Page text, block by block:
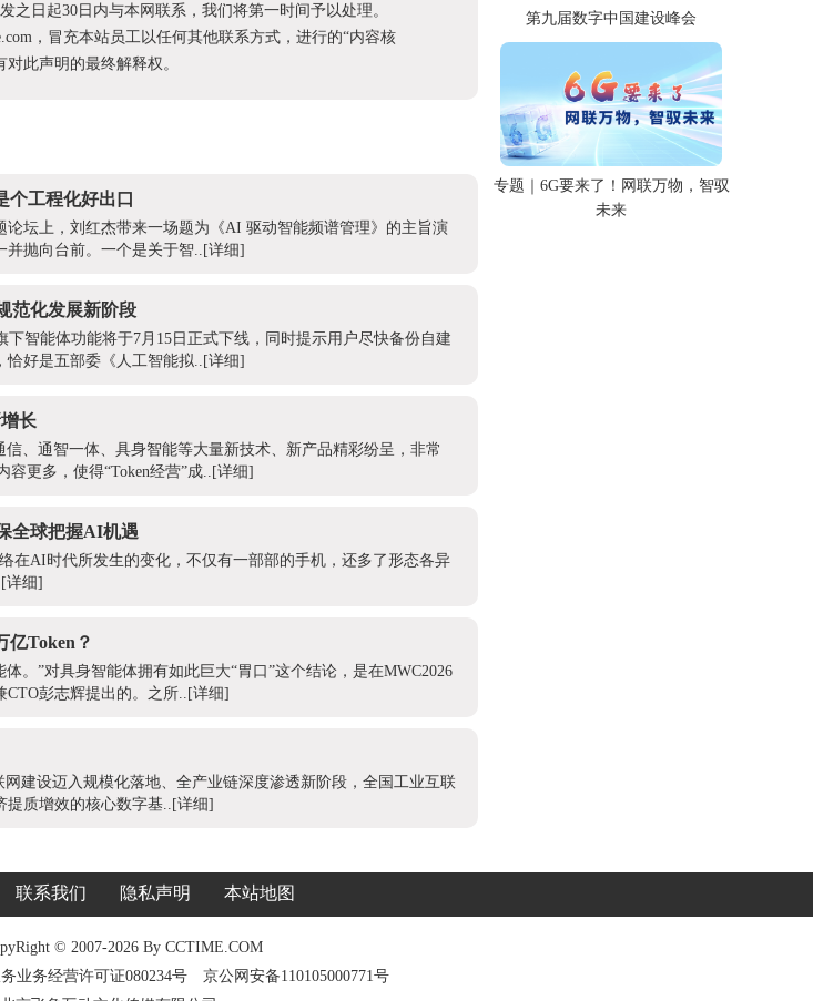
日起30日内与本网联系，我们将第一时间予以处理。
，冒充本站员工以任何其他联系方式，进行的“内容核
此声明的最终解释权。
个工程化好出口
论坛上，刘红杰带来一场题为《AI 驱动智能频谱管理》的主旨演
抛向台前。一个是关于智..
[详细]
范化发展新阶段
智能体功能将于7月15日正式下线，同时提示用户尽快备份自建
好是五部委《人工智能拟..
[详细]
长
、通智一体、具身智能等大量新技术、新产品精彩纷呈，非常
更多，使得“Token经营”成..
[详细]
全球把握AI机遇
在AI时代所发生的变化，不仅有一部部的手机，还多了形态各异
[详细]
亿Token？
。”对具身智能体拥有如此巨大“胃口”这个结论，是在MWC2026
彭志辉提出的。之所..
[详细]
建设迈入规模化落地、全产业链深度渗透新阶段，全国工业互联
质增效的核心数字基..
[详细]
第九届数字中国建设峰会
专题｜6G要来了！网联万物，智驭
未来
联系我们 隐私声明 本站地图
© 2007-2026 By CCTIME.COM
业务经营许可证080234号
京公网安备110105000771号